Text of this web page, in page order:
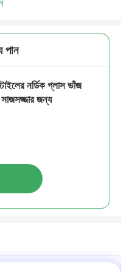
পান
নর্ডিক গ্লাস ভাঁজ
সাজসজ্জার জন্য